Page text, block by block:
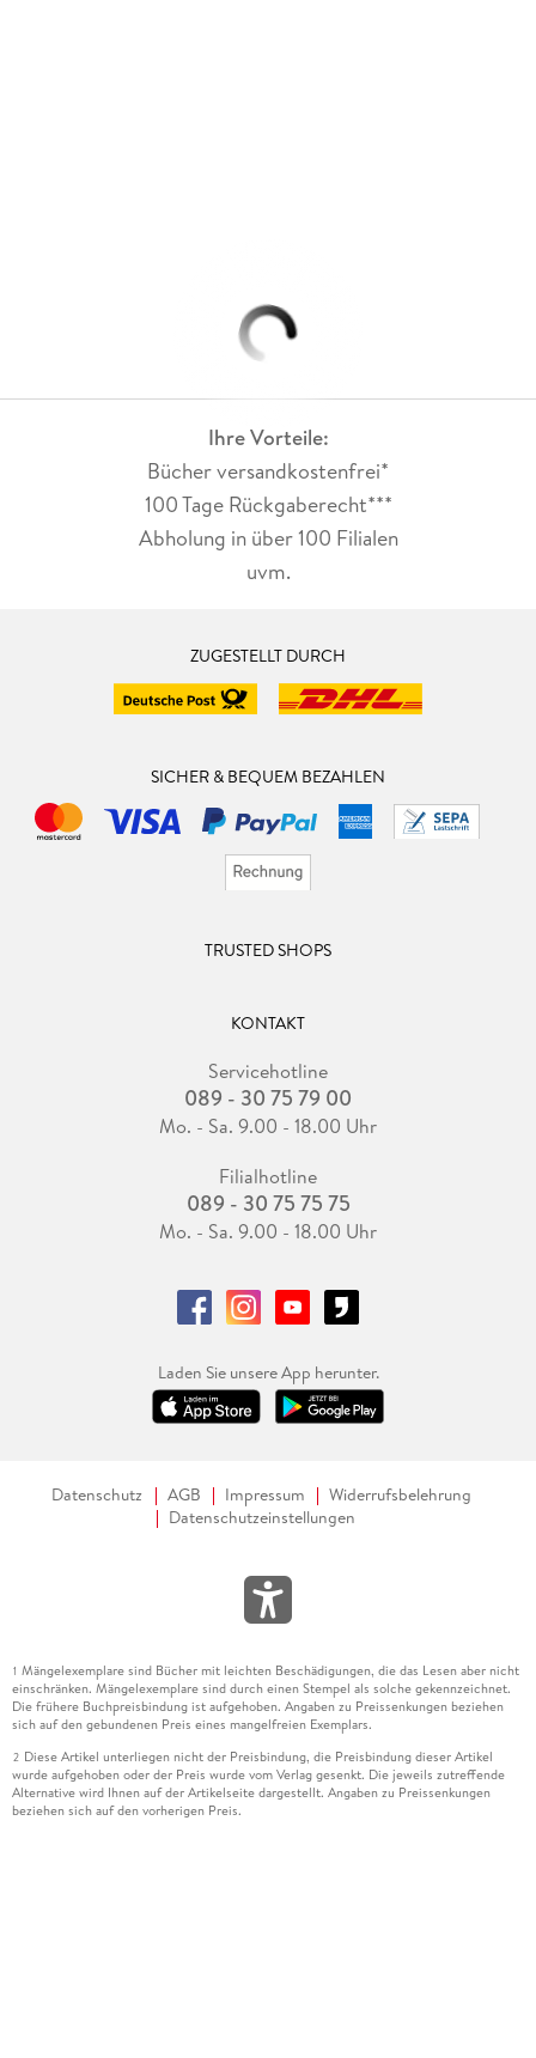
Ihre Vorteile:
Bücher versandkostenfrei*
100 Tage Rückgaberecht***
Abholung in über 100 Filialen
uvm.
ZUGESTELLT DURCH
SICHER & BEQUEM BEZAHLEN
TRUSTED SHOPS
KONTAKT
Servicehotline
089 - 30 75 79 00
Mo. - Sa. 9.00 - 18.00 Uhr
Filialhotline
089 - 30 75 75 75
Mo. - Sa. 9.00 - 18.00 Uhr
Laden Sie unsere App herunter.
Datenschutz AGB Impressum
Widerrufsbelehrung
Datenschutzeinstellungen
1 Mängelexemplare sind Bücher mit leichten Beschädigungen, die das Lesen aber nicht
einschränken. Mängelexemplare sind durch einen Stempel als solche gekennzeichnet.
Die frühere Buchpreisbindung ist aufgehoben. Angaben zu Preissenkungen beziehen
sich auf den gebundenen Preis eines mangelfreien Exemplars.
2 Diese Artikel unterliegen nicht der Preisbindung, die Preisbindung dieser Artikel
wurde aufgehoben oder der Preis wurde vom Verlag gesenkt. Die jeweils zutreffende
Alternative wird Ihnen auf der Artikelseite dargestellt. Angaben zu Preissenkungen
beziehen sich auf den vorherigen Preis.